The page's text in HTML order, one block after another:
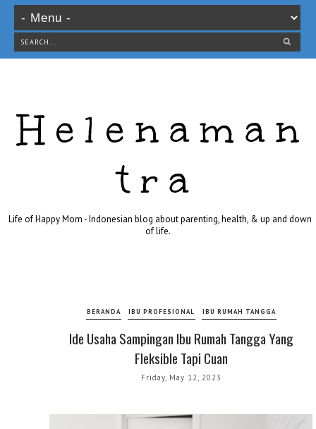
Helenaman
tra
Life of Happy Mom - Indonesian blog about parenting, health, & up and down
of life.
BERANDA IBU PROFESIONAL IBU RUMAH TANGGA
Ide Usaha Sampingan Ibu Rumah Tangga Yang
Fleksible Tapi Cuan
Friday, May 12, 2023